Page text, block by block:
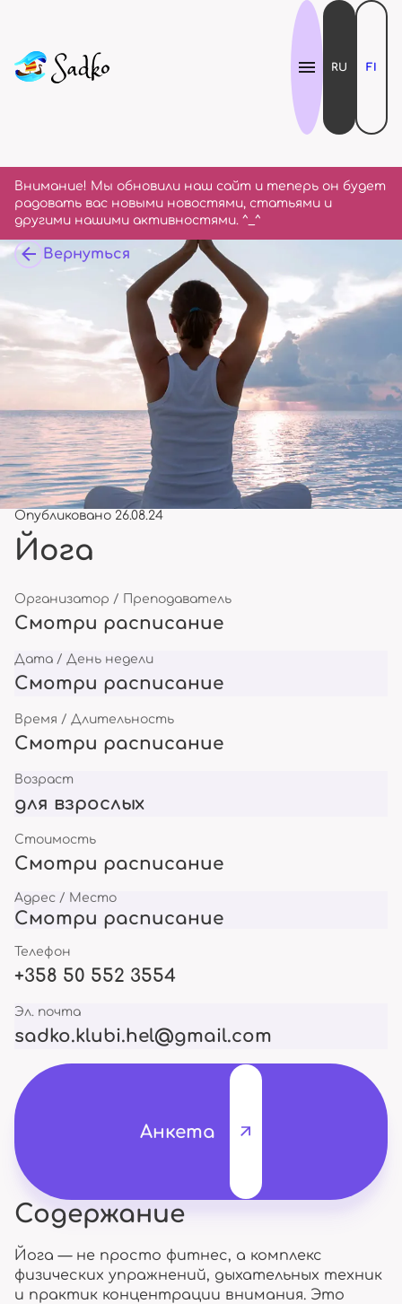
Внимание! Мы обновили наш сайт и теперь он будет
радовать вас новыми новостями, статьями и
другими нашими активностями. ^_^
RU FI
Вернуться
Опубликовано 26.08.24
Йога
Организатор / Преподаватель
Смотри расписание
Дата / День недели
Смотри расписание
Время / Длительность
Смотри расписание
Возраст
для взрослых
Стоимость
Смотри расписание
Адрес / Место
Смотри расписание
Телефон
+358 50 552 3554
Эл. почта
sadko.klubi.hel@gmail.com
Анкета
Содержание
Йога — не просто фитнес, а комплекс
физических упражнений, дыхательных техник
и практик концентрации внимания. Это